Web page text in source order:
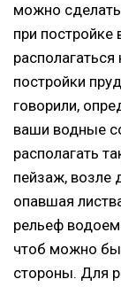
можно
при
постройки
говорили,
ваши водные
располагать
пейзаж, возле
опавшая
рельеф
чтоб можно
стороны. Для